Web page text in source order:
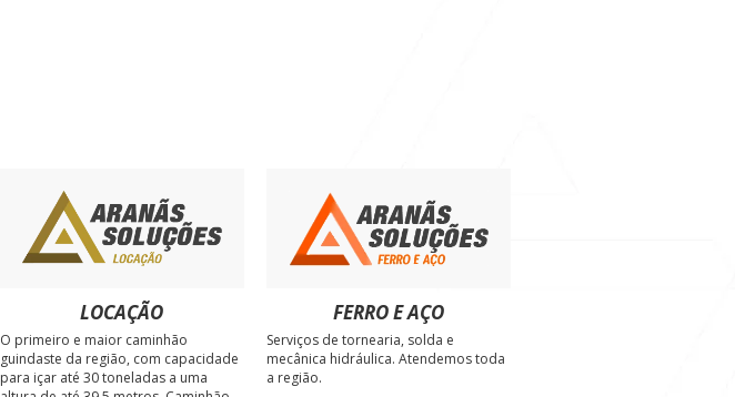
LOCAÇÃO
O primeiro e maior caminhão
guindaste da região, com capacidade
para içar até 30 toneladas a uma
FERRO E AÇO
Serviços de tornearia, solda e
mecânica hidráulica. Atendemos toda
a região.